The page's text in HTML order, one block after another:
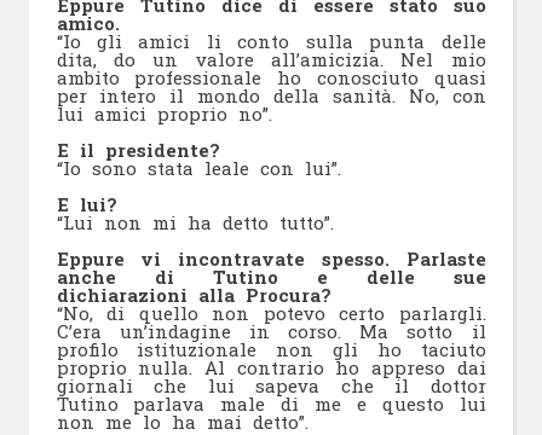
amico.
“Io gli amici li conto sulla punta delle
dita, do un valore all’amicizia. Nel mio
ambito professionale ho conosciuto quasi
per intero il mondo della sanità. No, con
lui amici proprio no”.
E il presidente?
“Io sono stata leale con lui”.
E lui?
“Lui non mi ha detto tutto”.
Eppure vi incontravate spesso. Parlaste
anche di Tutino e delle sue
dichiarazioni alla Procura?
“No, di quello non potevo certo parlargli.
C’era un’indagine in corso. Ma sotto il
profilo istituzionale non gli ho taciuto
proprio nulla. Al contrario ho appreso dai
giornali che lui sapeva che il dottor
Tutino parlava male di me e questo lui
non me lo ha mai detto”.